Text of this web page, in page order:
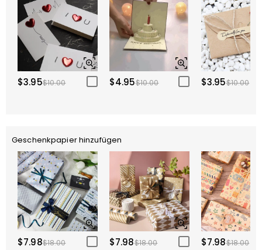
$3.95$10.00 $4.95$10.00 $3.95$10.00
Geschenkpapier hinzufügen
$7.98$18.00 $7.98$18.00 $7.98$18.00